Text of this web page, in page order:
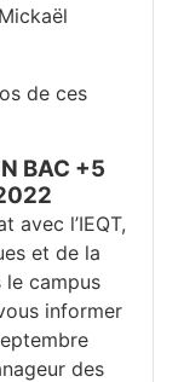
de ces
BAC +5
avec l’IEQT,
et de la
le campus
informer
des